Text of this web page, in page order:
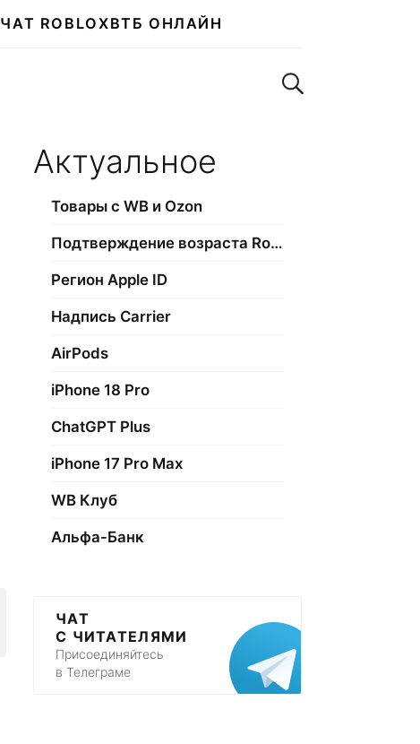
ЧАТ ROBLOXВТБ ОНЛАЙН
Поиск по сайту
Актуальное
Товары с WB и Ozon
Подтверждение возраста Roblox
Регион Apple ID
Надпись Carrier
AirPods
iPhone 18 Pro
ChatGPT Plus
iPhone 17 Pro Max
WB Клуб
Альфа-Банк
ЧАТ
С ЧИТАТЕЛЯМИ
Присоединяйтесь
в Телеграме